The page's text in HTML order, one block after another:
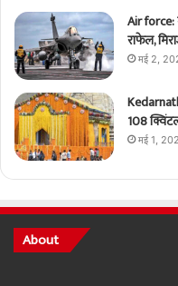
Air force:
राफेल,
मई 2,
108
मई 1,
About